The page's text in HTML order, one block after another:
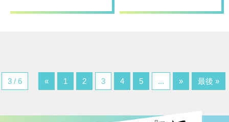
3 / 6 « 1 2 3 4 5 ... » 最後 »